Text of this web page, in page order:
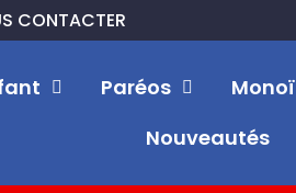
CONTACTER
Paréos Monoï
Nouveautés